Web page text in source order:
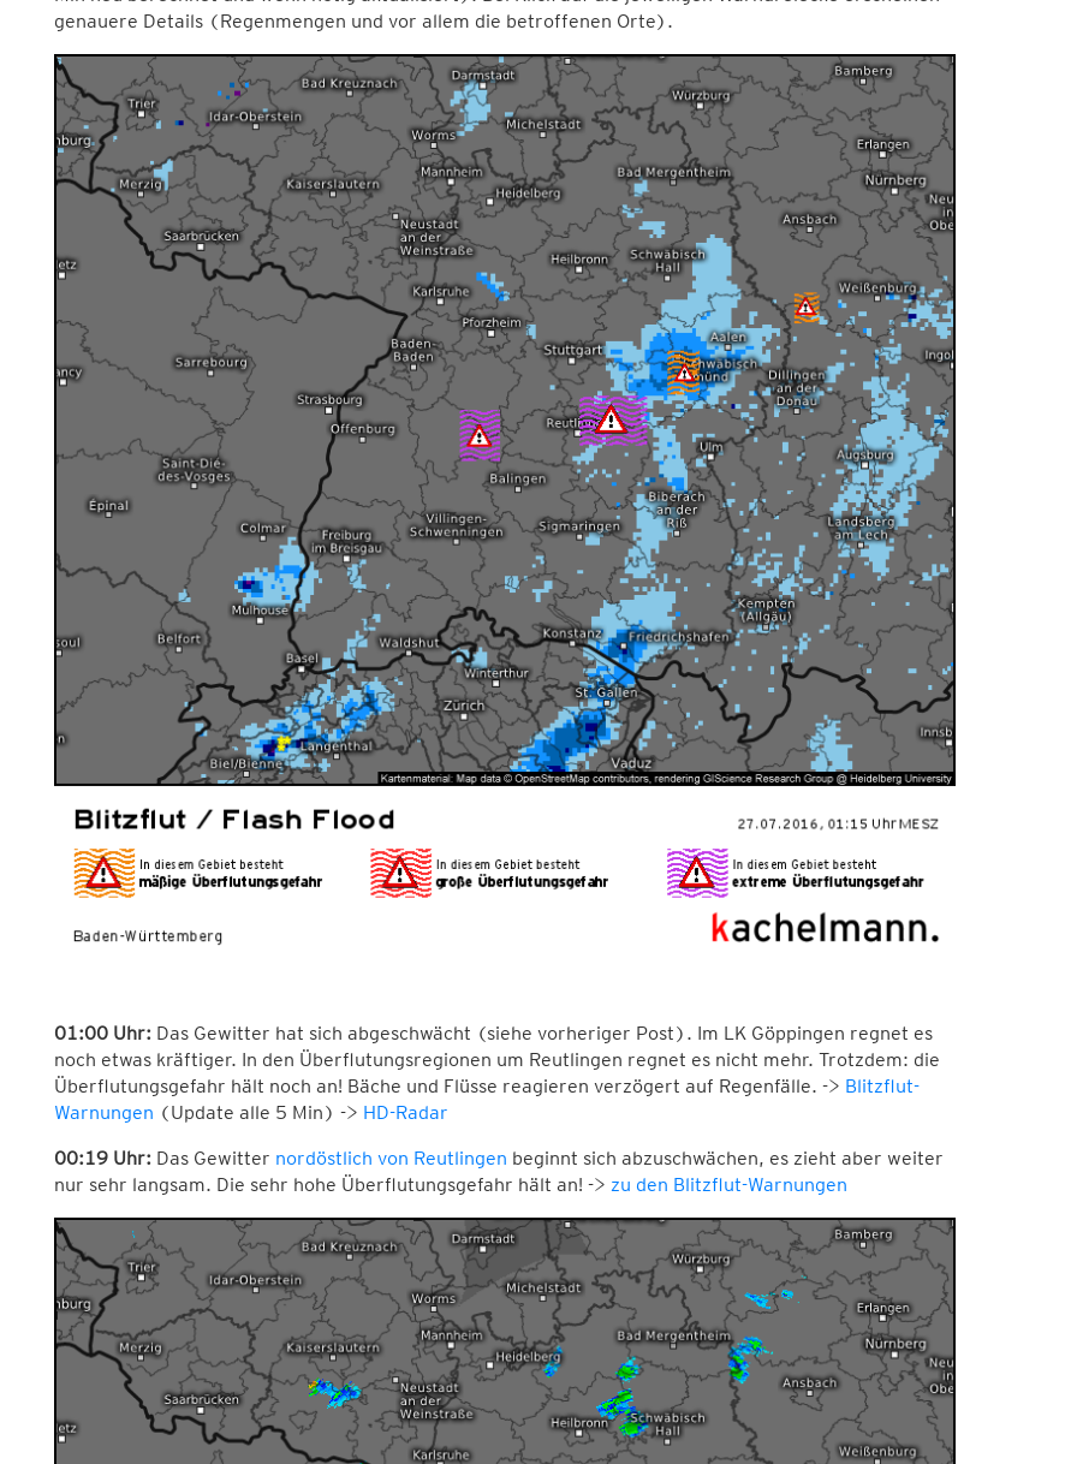
genauere Details (Regenmengen und vor allem die betroffenen Orte).
01:00 Uhr:Das Gewitter hat sich abgeschwächt (siehe vorheriger Post). Im LK Göppingen regnet es
noch etwas kräftiger. In den Überflutungsregionen um Reutlingen regnet es nicht mehr. Trotzdem: die
Überflutungsgefahr hält noch an! Bäche und Flüsse reagieren verzögert auf Regenfälle. -> Blitzflut-
Warnungen (Update alle 5 Min) -> HD-Radar
00:19 Uhr:Das Gewitter nordöstlich von Reutlingen beginnt sich abzuschwächen, es zieht aber weiter
nur sehr langsam. Die sehr hohe Überflutungsgefahr hält an! -> zu den Blitzflut-Warnungen